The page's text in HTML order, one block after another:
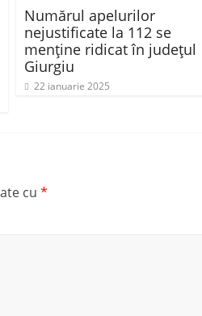
Numărul apelurilor
nejustificate la 112 se
menține ridicat în județul
Giurgiu
22 ianuarie 2025
cu *